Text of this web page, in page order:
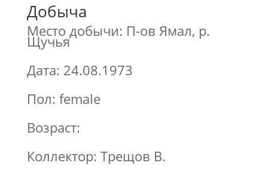
Добыча
Место добычи: П-ов Ямал, р.
Щучья
Дата: 24.08.1973
Пол: female
Возраст:
Коллектор: Трещов В.